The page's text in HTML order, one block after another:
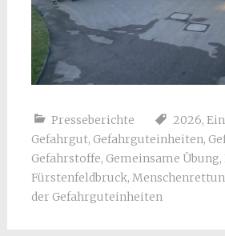
Presseberichte 2026,
Gefahrgut, Gefahrguteinheiten,
Gefahrstoffe, Gemeinsame Übung,
Fürstenfeldbruck,
der Gefahrguteinheiten